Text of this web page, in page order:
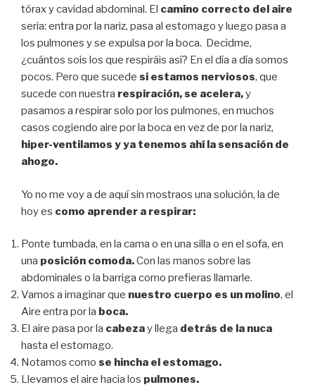
tórax y cavidad abdominal. El camino correcto del aire
seria: entra por la nariz, pasa al estomago y luego pasa a
los pulmones y se expulsa por la boca. Decidme,
¿cuántos sois los que respiráis así? En el día a día somos
pocos. Pero que sucede si estamos nerviosos, que
sucede con nuestra respiración, se acelera,y
pasamos a respirar solo por los pulmones, en muchos
casos cogiendo aire por la boca en vez de por la nariz,
hiper-ventilamos y ya tenemos ahí la sensación de
ahogo.
Yo no me voy a de aquí sin mostraos una solución, la de
hoy es como aprender a respirar:
Ponte tumbada, en la cama o en una silla o en el sofa, en
una posición comoda.Con las manos sobre las
abdominales o la barriga como prefieras llamarle.
Vamos a imaginar que nuestro cuerpo es un molino, el
Aire entra por la boca.
El aire pasa por la cabezay llega detrás de la nuca
hasta el estomago.
Notamos como se hincha el estomago.
Llevamos el aire hacia los pulmones.